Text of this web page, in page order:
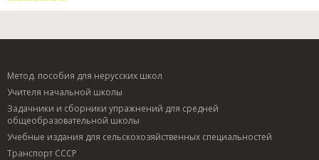
Метод. пособия для нерусских школ
Учителя начальной школы
Задачники и сборники упражнений для средней
общеобразовательной школы
Учебные издания для сельскохозяйственных специальностей
Транспорт СССР